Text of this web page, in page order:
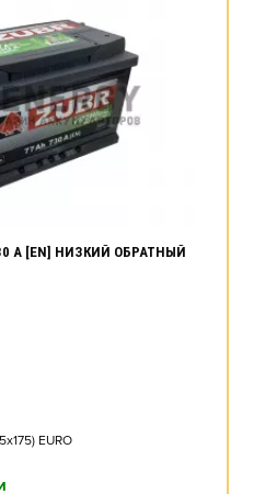
А [EN] НИЗКИЙ ОБРАТНЫЙ
EURO